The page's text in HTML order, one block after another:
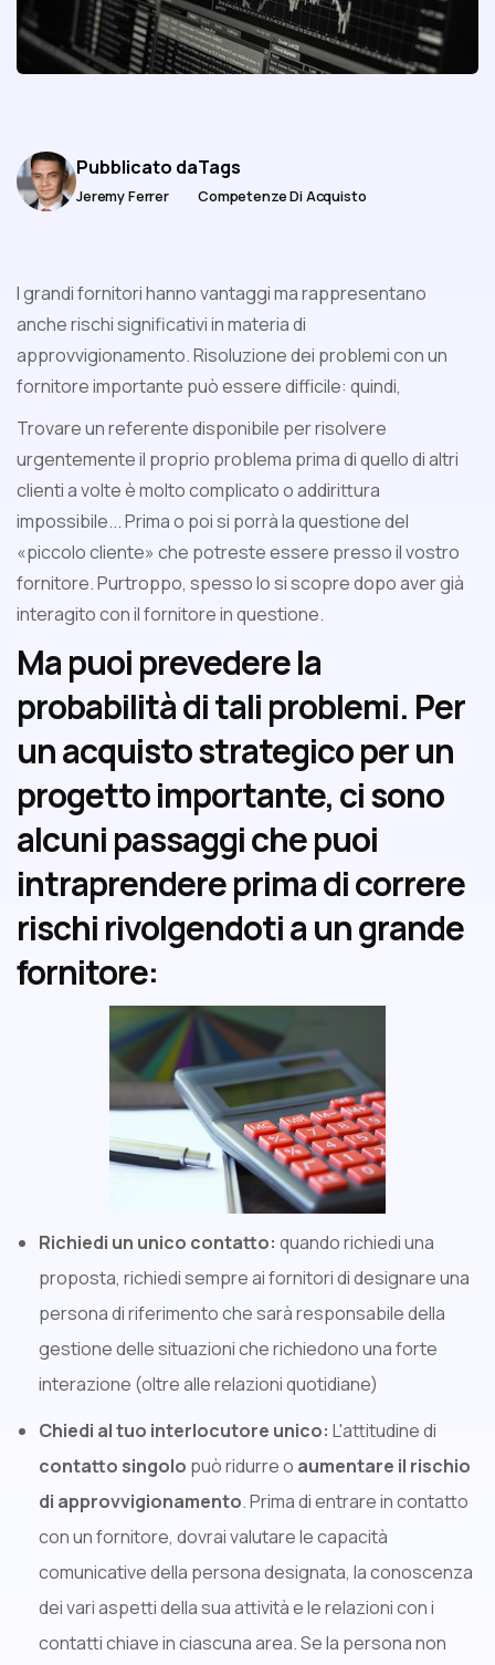
Pubblicato da
Jeremy Ferrer
Tags
Competenze Di Acquisto
I grandi fornitori hanno vantaggi ma rappresentano
anche rischi significativi in materia di
approvvigionamento. Risoluzione dei problemi con un
fornitore importante può essere difficile: quindi,
Trovare un referente disponibile per risolvere
urgentemente il proprio problema prima di quello di altri
clienti a volte è molto complicato o addirittura
impossibile... Prima o poi si porrà la questione del
«piccolo cliente» che potreste essere presso il vostro
fornitore. Purtroppo, spesso lo si scopre dopo aver già
interagito con il fornitore in questione.
Ma puoi prevedere la
probabilità di tali problemi. Per
un acquisto strategico per un
progetto importante, ci sono
alcuni passaggi che puoi
intraprendere prima di correre
rischi rivolgendoti a un grande
fornitore:
Richiedi un unico contatto: quando richiedi una
proposta, richiedi sempre ai fornitori di designare una
persona di riferimento che sarà responsabile della
gestione delle situazioni che richiedono una forte
interazione (oltre alle relazioni quotidiane)
Chiedi al tuo interlocutore unico: L'attitudine di
contatto singolo può ridurre o aumentare il rischio
di approvvigionamento. Prima di entrare in contatto
con un fornitore, dovrai valutare le capacità
comunicative della persona designata, la conoscenza
dei vari aspetti della sua attività e le relazioni con i
contatti chiave in ciascuna area. Se la persona non